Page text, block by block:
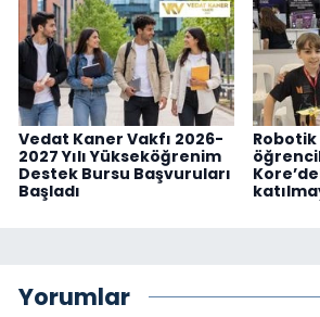
Vedat Kaner Vakfı 2026-
2027 Yılı Yükseköğrenim
Destek Bursu Başvuruları
Başladı
Yorumlar